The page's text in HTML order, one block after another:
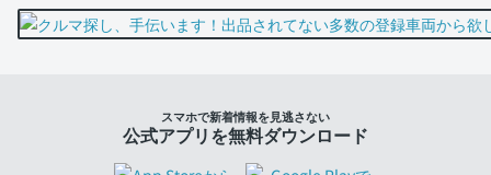
スマホで新着情報を見逃さない
公式アプリを無料ダウンロード